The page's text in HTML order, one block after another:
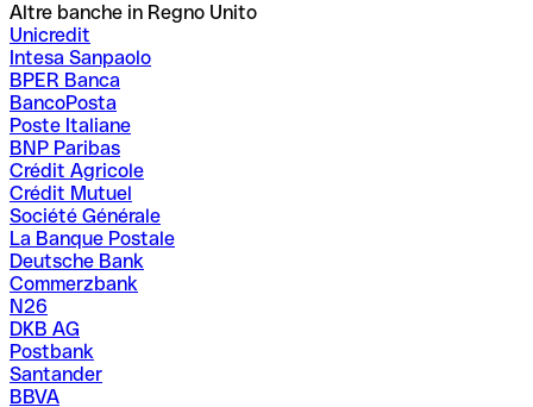
Altre banche in Regno Unito
Unicredit
Intesa Sanpaolo
BPER Banca
BancoPosta
Poste Italiane
BNP Paribas
Crédit Agricole
Crédit Mutuel
Société Générale
La Banque Postale
Deutsche Bank
Commerzbank
N26
DKB AG
Postbank
Santander
BBVA